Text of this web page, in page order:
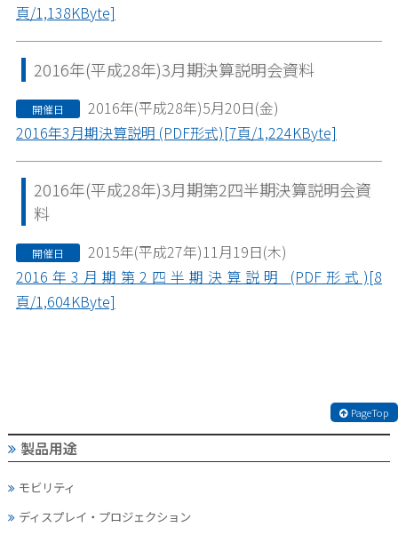
頁/1,138KByte]
2016年(平成28年)3月期決算説明会資料
開催日
2016年(平成28年)5月20日(金)
2016年3月期決算説明 (PDF形式)[7頁/1,224KByte]
2016年(平成28年)3月期第2四半期決算説明会資
料
開催日
2015年(平成27年)11月19日(木)
2016年3月期第2四半期決算説明 (PDF形式)[8
頁/1,604KByte]
PageTop
製品用途
モビリティ
ディスプレイ・ プロジェクション